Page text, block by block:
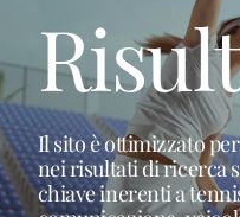
Il sito è ottimizzato
nei risultati di ricerca
chiave inerenti a